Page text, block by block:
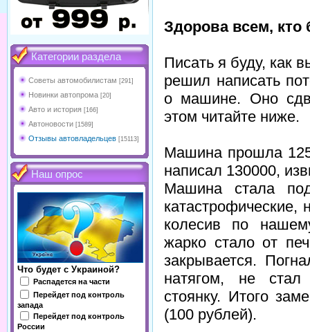
Категории раздела
Советы автомобилистам [291]
Новинки автопрома [20]
Авто и история [166]
Автоновости [1589]
Отзывы автовладельцев [15113]
Наш опрос
Что будет с Украиной?
Распадется на части
Перейдет под контроль
запада
Перейдет под контроль
России
Здорова всем, кто
Писать я буду, как
решил написать
о машине. Оно
этом читайте ниже.
Машина прошла
написал 130000,
Машина стала
катастрофические,
колесив по
жарко стало от
закрывается.
натягом, не
стоянку. Итого
(100 рублей).